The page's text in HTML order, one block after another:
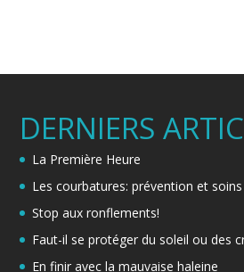
DERNIERS
La Première Heure
Les courbatures: prévention et
Stop aux ronflements!
Faut-il se protéger du soleil ou des
En finir avec la mauvaise haleine